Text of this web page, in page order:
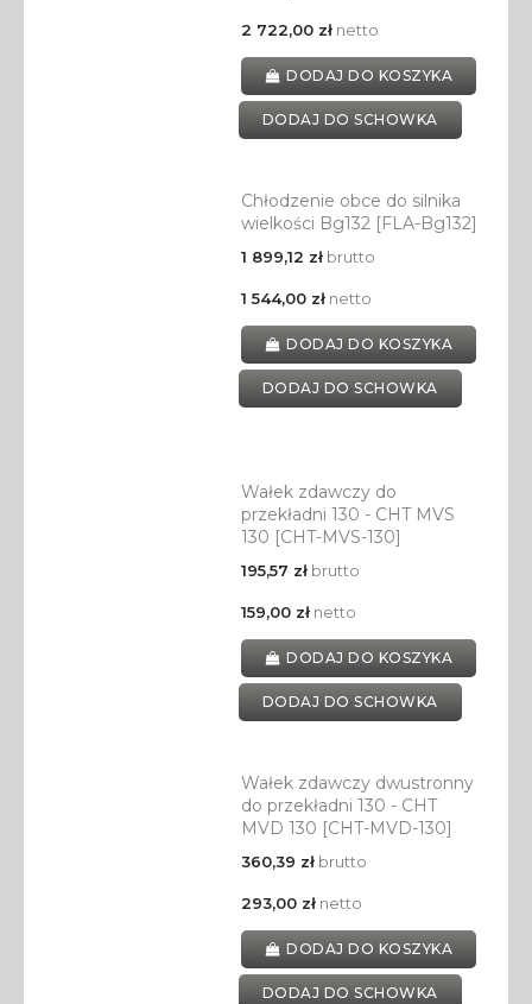
2 722,00 złnetto
DODAJ DO KOSZYKA
DODAJ DO SCHOWKA
Chłodzenie obce do silnika
wielkości Bg132 [FLA-Bg132]
1 899,12 złbrutto
1 544,00 złnetto
DODAJ DO KOSZYKA
DODAJ DO SCHOWKA
Wałek zdawczy do
przekładni 130 - CHT MVS
130 [CHT-MVS-130]
195,57 złbrutto
159,00 złnetto
DODAJ DO KOSZYKA
DODAJ DO SCHOWKA
Wałek zdawczy dwustronny
do przekładni 130 - CHT
MVD 130 [CHT-MVD-130]
360,39 złbrutto
293,00 złnetto
DODAJ DO KOSZYKA
DODAJ DO SCHOWKA